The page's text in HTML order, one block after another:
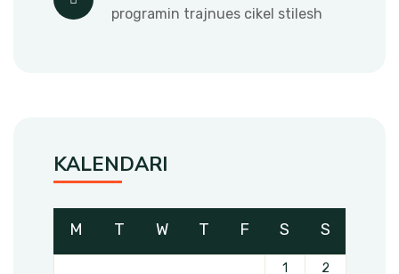
programin trajnues cikel stilesh
KALENDARI
M T W T F S S
1
2